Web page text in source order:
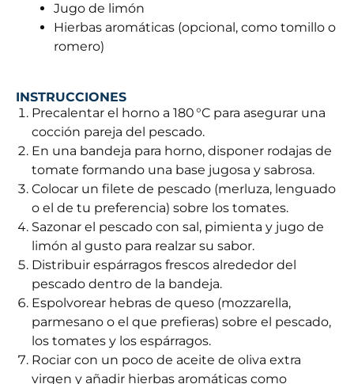
Jugo de limón
Hierbas aromáticas (opcional, como tomillo o
romero)
INSTRUCCIONES
Precalentar el horno a 180 °C para asegurar una
cocción pareja del pescado.
En una bandeja para horno, disponer rodajas de
tomate formando una base jugosa y sabrosa.
Colocar un filete de pescado (merluza, lenguado
o el de tu preferencia) sobre los tomates.
Sazonar el pescado con sal, pimienta y jugo de
limón al gusto para realzar su sabor.
Distribuir espárragos frescos alrededor del
pescado dentro de la bandeja.
Espolvorear hebras de queso (mozzarella,
parmesano o el que prefieras) sobre el pescado,
los tomates y los espárragos.
Rociar con un poco de aceite de oliva extra
virgen y añadir hierbas aromáticas como